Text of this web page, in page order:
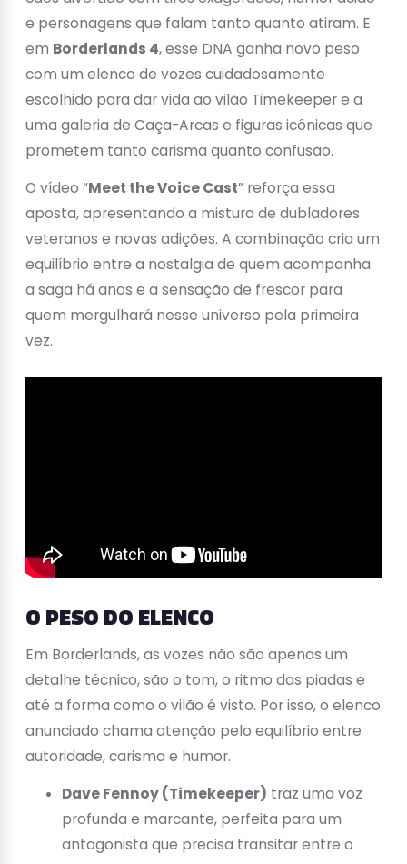
e personagens que falam tanto quanto atiram. E
em Borderlands 4, esse DNA ganha novo peso
com um elenco de vozes cuidadosamente
escolhido para dar vida ao vilão Timekeeper e a
uma galeria de Caça-Arcas e figuras icônicas que
prometem tanto carisma quanto confusão.
O vídeo “Meet the Voice Cast” reforça essa
aposta, apresentando a mistura de dubladores
veteranos e novas adições. A combinação cria um
equilíbrio entre a nostalgia de quem acompanha
a saga há anos e a sensação de frescor para
quem mergulhará nesse universo pela primeira
vez.
O PESO DO ELENCO
Em Borderlands, as vozes não são apenas um
detalhe técnico, são o tom, o ritmo das piadas e
até a forma como o vilão é visto. Por isso, o elenco
anunciado chama atenção pelo equilíbrio entre
autoridade, carisma e humor.
Dave Fennoy (Timekeeper) traz uma voz
profunda e marcante, perfeita para um
antagonista que precisa transitar entre o